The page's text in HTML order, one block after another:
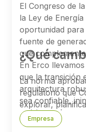
energético
El Congreso de
la Ley de
oportunidad
fuente de
que
En Erco
que la transición
arquitectura
sea confiable,
emisiones. La
esta ley es el
¿Qué
La norma
regulatorio que
explorar,
capacidad
de instituciones
Empresa